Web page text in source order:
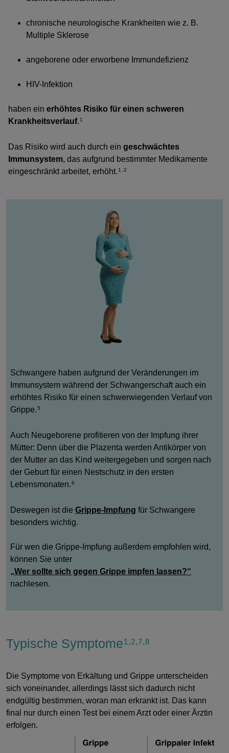
chronische neurologische Krankheiten wie z. B.
Multiple Sklerose
angeborene oder erworbene Immundefizienz
HIV-Infektion
haben ein erhöhtes Risiko für einen schweren
Krankheitsverlauf. 1
Das Risiko wird auch durch ein geschwächtes
Immunsystem, das aufgrund bestimmter Medikamente
eingeschränkt arbeitet, erhöht. 1,2
Schwangere haben aufgrund der Veränderungen im
Immunsystem während der Schwangerschaft auch ein
erhöhtes Risiko für einen schwerwiegenden Verlauf von
Grippe.5
Auch Neugeborene profitieren von der Impfung ihrer
Mütter: Denn über die Plazenta werden Antikörper von
der Mutter an das Kind weitergegeben und sorgen nach
der Geburt für einen Nestschutz in den ersten
Lebensmonaten.6
Deswegen ist die Grippe-Impfung für Schwangere
besonders wichtig.
Für wen die Grippe-Impfung außerdem empfohlen wird,
können Sie unter
„Wer sollte sich gegen Grippe impfen lassen?“
nachlesen.
Typische Symptome1,2,7,8
Die Symptome von Erkältung und Grippe unterscheiden
sich voneinander, allerdings lässt sich dadurch nicht
endgültig bestimmen, woran man erkrankt ist. Das kann
final nur durch einen Test bei einem Arzt oder einer Ärztin
erfolgen.